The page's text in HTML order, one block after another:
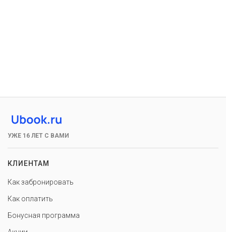
УЖЕ 16 ЛЕТ С ВАМИ
КЛИЕНТАМ
Как забронировать
Как оплатить
Бонусная программа